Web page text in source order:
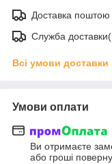
Доставка поштою
Служба
Всі умови доставки
Умови оплати
Ви отримаєте
або гроші